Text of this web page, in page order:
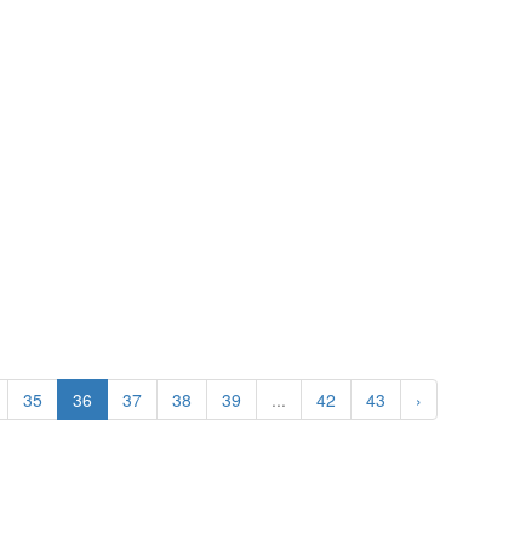
35 36 37 38 39 ... 42 43 ›